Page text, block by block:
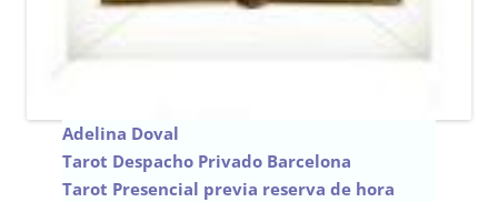
Adelina Doval
Tarot Despacho Privado Barcelona
Tarot Presencial previa reserva de hora